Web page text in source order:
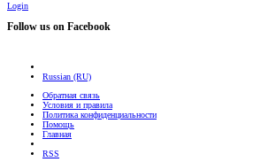
Login
Follow us on Facebook
Russian (RU)
Обратная связь
Условия и правила
Политика конфиденциальности
Помощь
Главная
RSS